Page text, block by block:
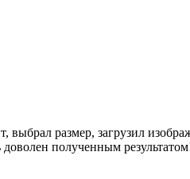
размер, загрузил
полученным